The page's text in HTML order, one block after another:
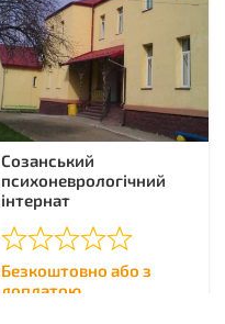
Созанський
психоневрологічний
інтернат
Безкоштовно або з
доплатою